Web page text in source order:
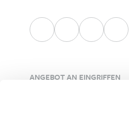
ANGEBOT AN EINGRIFFEN